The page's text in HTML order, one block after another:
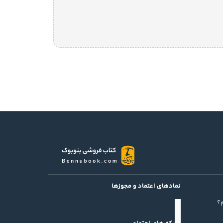
نمادهای اعتماد و مجوزها